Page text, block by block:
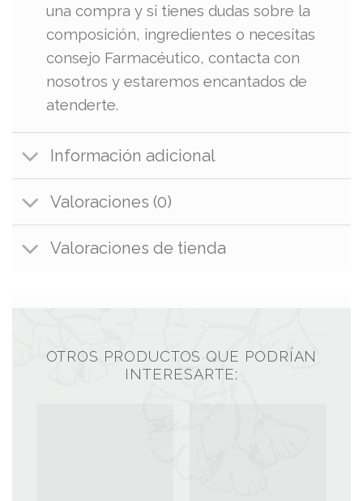
una compra y si tienes dudas sobre la
composición, ingredientes o necesitas
consejo Farmacéutico, contacta con
nosotros y estaremos encantados de
atenderte.
Información adicional
Valoraciones (0)
Valoraciones de tienda
OTROS PRODUCTOS QUE PODRÍAN
INTERESARTE: